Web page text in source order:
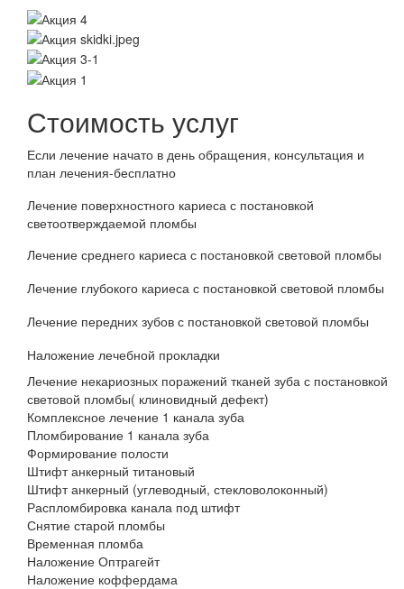
Стоимость услуг
Если лечение начато в день обращения, консультация и
план лечения-бесплатно
Лечение поверхностного кариеса с постановкой
светоотверждаемой пломбы
Лечение среднего кариеса с постановкой световой пломбы
Лечение глубокого кариеса с постановкой световой пломбы
Лечение передних зубов с постановкой световой пломбы
Наложение лечебной прокладки
Лечение некариозных поражений тканей зуба с постановкой
световой пломбы( клиновидный дефект)
Комплексное лечение 1 канала зуба
Пломбирование 1 канала зуба
Формирование полости
Штифт анкерный титановый
Штифт анкерный (углеводный, стекловолоконный)
Распломбировка канала под штифт
Снятие старой пломбы
Временная пломба
Наложение Оптрагейт
Наложение коффердама